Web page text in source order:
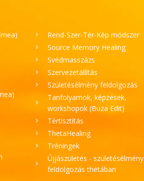
Rend-Szer-Tér-Kép módszer
Source Memory Healing
Svédmasszázs
Szervezetállítás
Születésélmény feldolgozás
Tanfolyamok, képzések,
workshopok (Buza Edit)
Tértisztítás
ThetaHealing
Tréningek
Újjászületés - születésélmény
feldolgozás thétában